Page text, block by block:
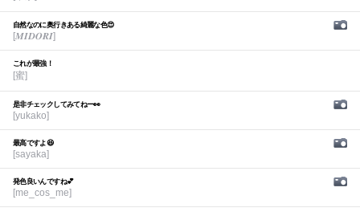
自然なのに奥行きある綺麗な色😍
[𝑴𝑰𝑫𝑶𝑹𝑰]
これが最強！
[蜜]
是非チェックしてみてねー👀
[yukako]
最高ですよ😆
[sayaka]
発色良いんですね💕︎
[me_cos_me]